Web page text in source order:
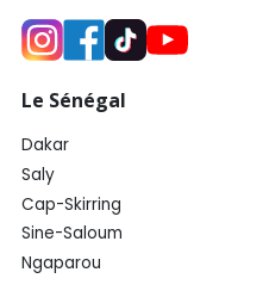
Le Sénégal
Dakar
Saly
Cap-Skirring
Sine-Saloum
Ngaparou